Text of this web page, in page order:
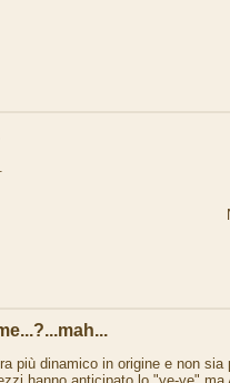
più dinamico in origine e non sia